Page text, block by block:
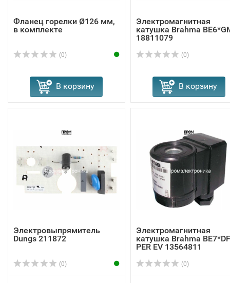
Фланец горелки Ø126 мм,
в комплекте
(0)
В корзину
Электромагнитная
катушка Brahma
18811079
(0)
В корзину
Электровыпрямитель
Dungs 211872
(0)
Электромагнитная
катушка Brahma
PER EV 13564811
(0)